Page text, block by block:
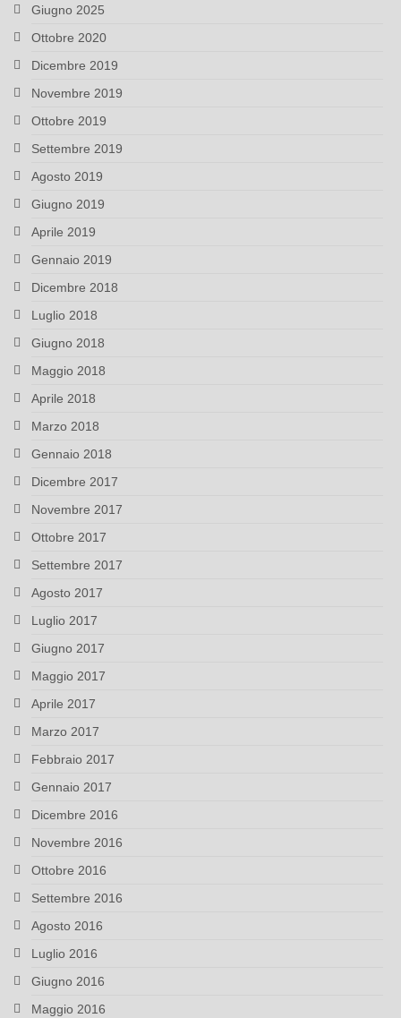
Giugno 2025
Ottobre 2020
Dicembre 2019
Novembre 2019
Ottobre 2019
Settembre 2019
Agosto 2019
Giugno 2019
Aprile 2019
Gennaio 2019
Dicembre 2018
Luglio 2018
Giugno 2018
Maggio 2018
Aprile 2018
Marzo 2018
Gennaio 2018
Dicembre 2017
Novembre 2017
Ottobre 2017
Settembre 2017
Agosto 2017
Luglio 2017
Giugno 2017
Maggio 2017
Aprile 2017
Marzo 2017
Febbraio 2017
Gennaio 2017
Dicembre 2016
Novembre 2016
Ottobre 2016
Settembre 2016
Agosto 2016
Luglio 2016
Giugno 2016
Maggio 2016